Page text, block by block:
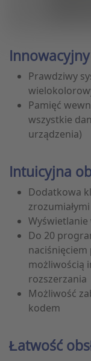
Prawdziwy
Pamięć
wszystkie
urządzenia)
Intuicyjna
Dodatkowa
Do 20
naciśnięciem
możliwością
rozszerzania
Możliwość
kodem
Łatwość